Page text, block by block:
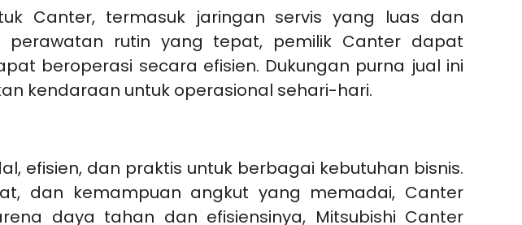
Canter, termasuk jaringan servis yang luas dan
perawatan rutin yang tepat, pemilik Canter dapat
beroperasi secara efisien. Dukungan purna jual ini
kendaraan untuk operasional sehari-hari.
efisien, dan praktis untuk berbagai kebutuhan bisnis.
dan kemampuan angkut yang memadai, Canter
daya tahan dan efisiensinya, Mitsubishi Canter